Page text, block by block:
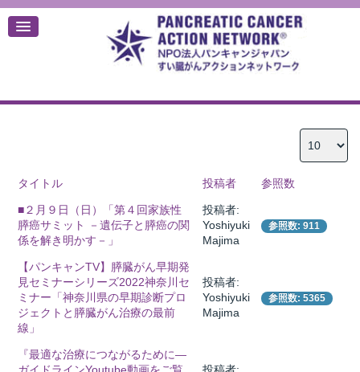
タイトル 投稿者 参照数
■２月９日（日）「第４回家族性
膵癌サミット －遺伝子と膵癌の関
係を解き明かす－」
投稿者:
Yoshiyuki
Majima
参照数: 911
【パンキャンTV】膵臓がん早期発
見セミナーシリーズ2022神奈川セ
ミナー「神奈川県の早期診断プロ
ジェクトと膵臓がん治療の最前
線」
投稿者:
Yoshiyuki
Majima
参照数: 5365
『最適な治療につながるために―